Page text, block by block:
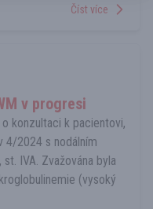
Číst více
v progresi
konzultaci k pacientovi,
4/2024 s nodálním
IVA. Zvažována byla
(vysoký